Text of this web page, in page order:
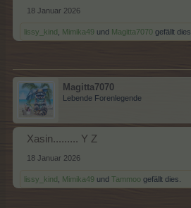
18 Januar 2026
lissy_kind Mimika49 und Magitta7070 gefällt dies.
Magitta7070
Lebende Forenlegende
Xasin......... Y Z
18 Januar 2026
lissy_kind Mimika49 und Tammoo gefällt dies.